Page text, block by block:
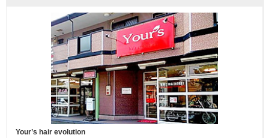
Your’s hair evolution